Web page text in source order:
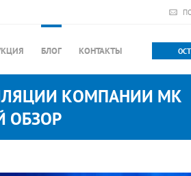
БЛОГ КОНТАКТЫ
КОМПАНИИ MK
ОБЗОР